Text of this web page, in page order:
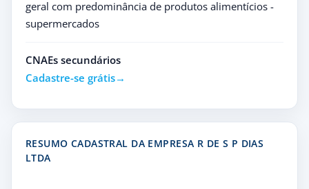
geral com predominância de produtos alimentícios -
supermercados
CNAEs secundários
Cadastre-se grátis
RESUMO CADASTRAL DA EMPRESA R DE S P DIAS
LTDA